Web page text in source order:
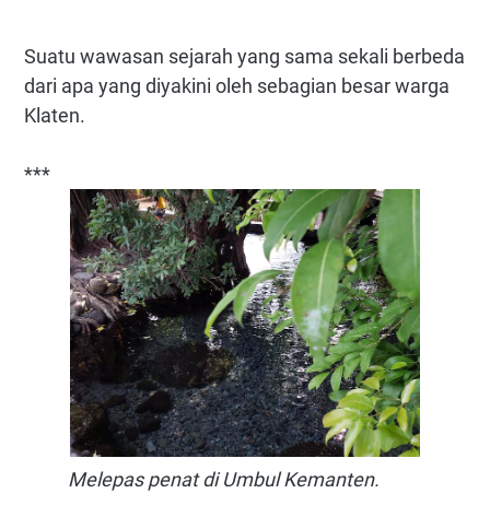
Suatu wawasan sejarah yang sama sekali berbeda
dari apa yang diyakini oleh sebagian besar warga
Klaten.
***
Melepas penat di Umbul Kemanten.